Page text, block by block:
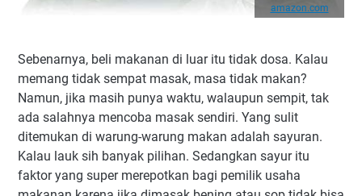
amazon.com
Sebenarnya, beli makanan di luar itu tidak dosa. Kalau
memang tidak sempat masak, masa tidak makan?
Namun, jika masih punya waktu, walaupun sempit, tak
ada salahnya mencoba masak sendiri. Yang sulit
ditemukan di warung-warung makan adalah sayuran.
Kalau lauk sih banyak pilihan. Sedangkan sayur itu
faktor yang super merepotkan bagi pemilik usaha